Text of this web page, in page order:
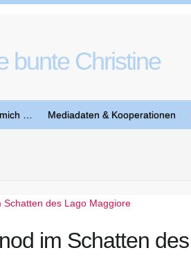
… Mediadaten & Kooperationen
im Schatten des